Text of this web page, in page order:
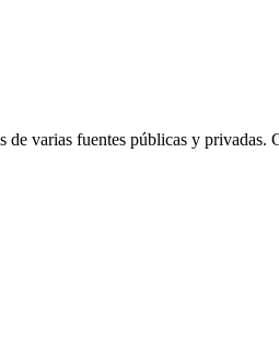
varias fuentes públicas y privadas.